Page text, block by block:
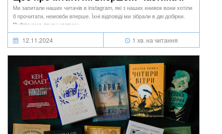
Ми запитали наших читачів в instagram, які з наших книжок вони хотіли
б прочитати, немовби вперше. Їхні відповіді ми зібрали в дві добірки.
Публікуємо другу частину.
12.11.2024 1 хв. на читання